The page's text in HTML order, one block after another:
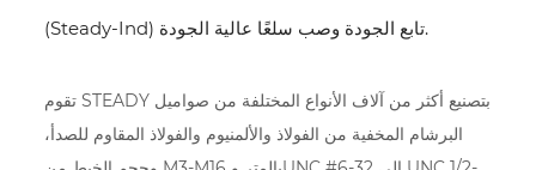
(Steady-Ind) تابع الجودة وصب سلعًا عالية الجودة.
تقوم STEADY بتصنيع أكثر من آلاف الأنواع المختلفة من صواميل
البرشام المخفية من الفولاذ والألمنيوم والفولاذ المقاوم للصدأ،